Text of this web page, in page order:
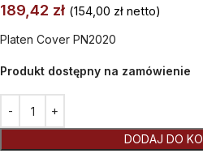
189,42 zł (154,00 zł netto)
Platen Cover PN2020
Produkt dostępny na zamówienie
DODAJ DO